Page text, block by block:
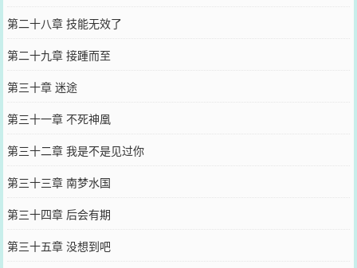
第二十八章 技能无效了
第二十九章 接踵而至
第三十章 迷途
第三十一章 不死神凰
第三十二章 我是不是见过你
第三十三章 南梦水国
第三十四章 后会有期
第三十五章 没想到吧